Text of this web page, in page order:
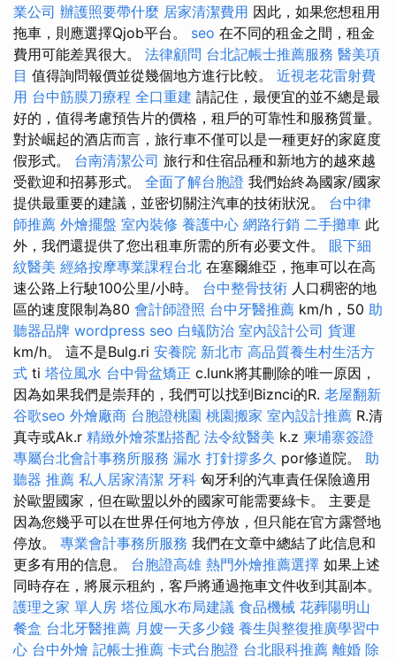
業公司 辦護照要帶什麼 居家清潔費用 因此，如果您想租用
拖車，則應選擇Qjob平台。 seo 在不同的租金之間，租金
費用可能差異很大。 法律顧問 台北記帳士推薦服務 醫美項
目 值得詢問報價並從幾個地方進行比較。 近視老花雷射費
用 台中筋膜刀療程 全口重建 請記住，最便宜的並不總是最
好的，值得考慮預告片的價格，租戶的可靠性和服務質量。
對於崛起的酒店而言，旅行車不僅可以是一種更好的家庭度
假形式。 台南清潔公司 旅行和住宿品種和新地方的越來越
受歡迎和招募形式。 全面了解台胞證 我們始終為國家/國家
提供最重要的建議，並密切關注汽車的技術狀況。 台中律
師推薦 外燴擺盤 室內裝修 養護中心 網路行銷 二手攤車 此
外，我們還提供了您出租車所需的所有必要文件。 眼下細
紋醫美 經絡按摩專業課程台北 在塞爾維亞，拖車可以在高
速公路上行駛100公里/小時。 台中整骨技術 人口稠密的地
區的速度限制為80 會計師證照 台中牙醫推薦 km/h，50 助
聽器品牌 wordpress seo 白蟻防治 室內設計公司 貨運
km/h。 這不是Bulg.ri 安養院 新北市 高品質養生村生活方
式 ti 塔位風水 台中骨盆矯正 c.lunk將其刪除的唯一原因，
因為如果我們是崇拜的，我們可以找到Biznci的R. 老屋翻新
谷歌seo 外燴廠商 台胞證桃園 桃園搬家 室內設計推薦 R.清
真寺或Ak.r 精緻外燴茶點搭配 法令紋醫美 k.z 柬埔寨簽證
專屬台北會計事務所服務 漏水 打針撐多久 por修道院。 助
聽器 推薦 私人居家清潔 牙科 匈牙利的汽車責任保險適用
於歐盟國家，但在歐盟以外的國家可能需要綠卡。 主要是
因為您幾乎可以在世界任何地方停放，但只能在官方露營地
停放。 專業會計事務所服務 我們在文章中總結了此信息和
更多有用的信息。 台胞證高雄 熱門外燴推薦選擇 如果上述
同時存在，將展示租約，客戶將通過拖車文件收到其副本。
護理之家 單人房 塔位風水布局建議 食品機械 花葬陽明山
餐盒 台北牙醫推薦 月嫂一天多少錢 養生與整復推廣學習中
心 台中外燴 記帳士推薦 卡式台胞證 台北眼科推薦 離婚 除